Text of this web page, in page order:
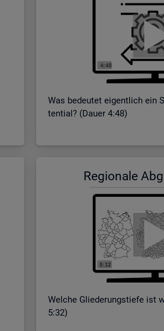
Was be­deu­tet ei­gent­lich ein
ten­ti­al? (Dauer 4:48)
Re­gio­na­le
Wel­che Glie­de­rungs­tie­fe ist
5:32)